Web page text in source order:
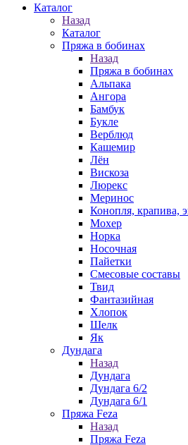
Каталог
Назад
Каталог
Пряжа в бобинах
Назад
Пряжа в бобинах
Альпака
Ангора
Бамбук
Букле
Верблюд
Кашемир
Лён
Вискоза
Люрекс
Меринос
Конопля, крапива,
Мохер
Норка
Носочная
Пайетки
Смесовые составы
Твид
Фантазийная
Хлопок
Шелк
Як
Дундага
Назад
Дундага
Дундага 6/2
Дундага 6/1
Пряжа Feza
Назад
Пряжа Feza